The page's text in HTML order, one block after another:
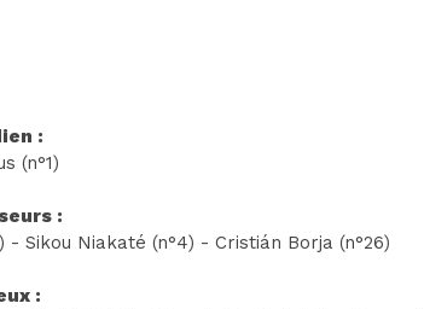
:
(n°1)
:
- Sikou Niakaté (n°4) - Cristián Borja (n°26)
: